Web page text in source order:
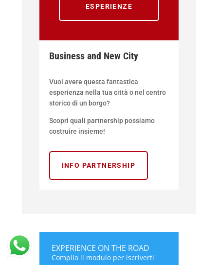
ESPERIENZE
Business and New City
Vuoi avere questa fantastica
esperienza nella tua città o nel centro
storico di un borgo?
Scopri quali partnership possiamo
costruire insieme!
INFO PARTNERSHIP
EXPERIENCE ON THE ROAD
Compila il modulo per iscriverti